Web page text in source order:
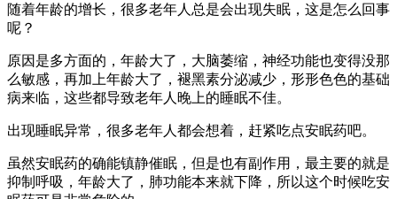
随着年龄的增长，很多老年人总是会出现失眠，这是怎么回事
呢？
原因是多方面的，年龄大了，大脑萎缩，神经功能也变得没那
么敏感，再加上年龄大了，褪黑素分泌减少，形形色色的基础
病来临，这些都导致老年人晚上的睡眠不佳。
出现睡眠异常，很多老年人都会想着，赶紧吃点安眠药吧。
虽然安眠药的确能镇静催眠，但是也有副作用，最主要的就是
抑制呼吸，年龄大了，肺功能本来就下降，所以这个时候吃安